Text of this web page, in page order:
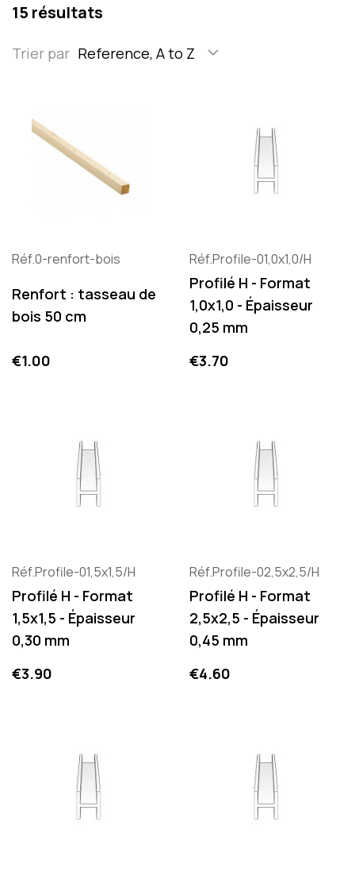
15 résultats
Trier par Reference, A to Z
Réf.0-renfort-bois
Renfort : tasseau de
bois 50 cm
Price
€1.00
Réf.Profile-01,0x1,0/H
Profilé H - Format
1,0x1,0 - Épaisseur
0,25 mm
Price
€3.70
Réf.Profile-01,5x1,5/H
Profilé H - Format
1,5x1,5 - Épaisseur
0,30 mm
Price
€3.90
Réf.Profile-02,5x2,5/H
Profilé H - Format
2,5x2,5 - Épaisseur
0,45 mm
Price
€4.60